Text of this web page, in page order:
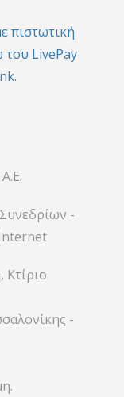
πιστωτική
του LivePay
-
-